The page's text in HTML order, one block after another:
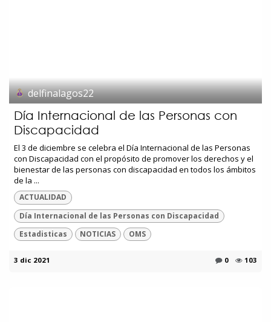
delfinalagos22
Día Internacional de las Personas con
Discapacidad
El 3 de diciembre se celebra el Día Internacional de las Personas
con Discapacidad con el propósito de promover los derechos y el
bienestar de las personas con discapacidad en todos los ámbitos
de la ...
ACTUALIDAD
Día Internacional de las Personas con Discapacidad
Estadisticas
NOTICIAS OMS
3 dic 2021 0 103